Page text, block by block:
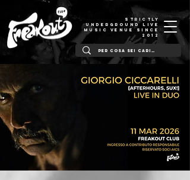
STRICTLY
UNDERGROUND LIVE
MUSIC VENUE SINCE
2012